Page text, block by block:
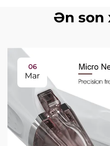
Ən son
06
Mar